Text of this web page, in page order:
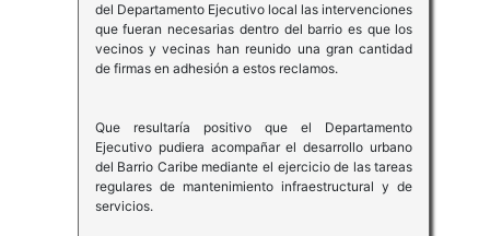
del Departamento Ejecutivo local las intervenciones
que fueran necesarias dentro del barrio es que los
vecinos y vecinas han reunido una gran cantidad
de firmas en adhesión a estos reclamos.
Que resultaría positivo que el Departamento
Ejecutivo pudiera acompañar el desarrollo urbano
del Barrio Caribe mediante el ejercicio de las tareas
regulares de mantenimiento infraestructural y de
servicios.